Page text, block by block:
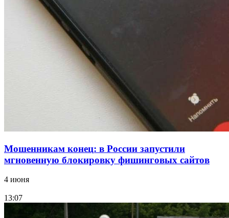
парке прошёл фестиваль „Арбузный переполох“
Волгоградские компании нарастили экспорт:
заключены контракты на 3,6 млн долларов
Мошенникам конец: в России запустили
мгновенную блокировку фишинговых сайтов
4 июня
13:07